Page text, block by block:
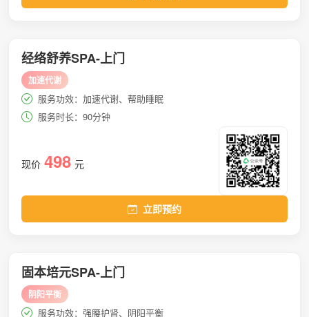
经络舒养SPA-上门
加速代谢
服务功效：加速代谢、帮助睡眠
服务时长：90分钟
现价 498 元
立即预约
固本培元SPA-上门
阴阳平衡
服务功效：强腰护肾、阴阳平衡